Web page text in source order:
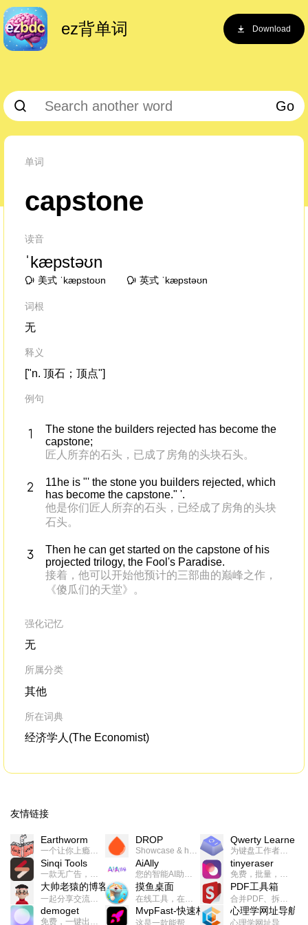
ez背单词 Download
Go
单词
capstone
读音
ˈkæpstəʊn
美式 ˈkæpstoʊn 英式 ˈkæpstəʊn
词根
无
释义
["n. 顶石；顶点"]
例句
The stone the builders rejected has become the
capstone;
匠人所弃的石头，已成了房角的头块石头。
11he is "' the stone you builders rejected, which
has become the capstone." '.
他是你们匠人所弃的石头，已经成了房角的头块
石头。
Then he can get started on the capstone of his
projected trilogy, the Fool's Paradise.
接着，他可以开始他预计的三部曲的巅峰之作，
《傻瓜们的天堂》。
强化记忆
无
所属分类
其他
所在词典
经济学人(The Economist)
友情链接
Earthworm
一个让你上瘾的英语学习工具，使用 连词成句 、 i + 1 、 以终为始等学习理论来帮助你习得英语，通过不断的重复形成肌肉记忆，最重要的是 游戏化 的形式让学习英语从此不再痛苦
DROP
Showcase & host your work in extraordinary ways.不限速文件分享，托管，建站平台
Qwerty Learner
为键盘工作者设计的单词与肌肉记忆锻炼软件
Sinqi Tools
一款无广告，界面清爽的神奇在线小工具集合，范围包括但不限于：开发，设计，日常生活等
AiAlly
您的智能AI助手解决方案。提供24/7全天候的高效虚拟员工服务，助力个人和组织提升生产力、激发创新潜能。
tinyeraser
免费，批量，快速，一键换背景的桌面软件
大帅老猿的博客
一起分享交流生活学习，出海赚钱，编程技术，远程工作，优秀产品等相关话题。希望大家都能有所收获。
摸鱼桌面
在线工具，在线游戏，电影，小说各种有趣的资源这里都有
PDF工具箱
合并PDF、拆分PDF、旋转PDF、裁剪PDF、转换PDF、加密PDF、解密PDF、PDF加水印等多种PDF处理功能
demoget
免费，一键出成片的录屏Demo软件。支持4K导出，立即下载使用。
MvpFast-快速构建网站应用
这是一款能帮助你快速构建个人网站的应用，使用最新的前端技术栈，集成登录、鉴权、手机、邮箱、数据库、博客、文章、支付等等网站所需要的功能，你只需要花几个小时开发你的核心功能就可以上线，一次购买，永久拥有
心理学网址导航